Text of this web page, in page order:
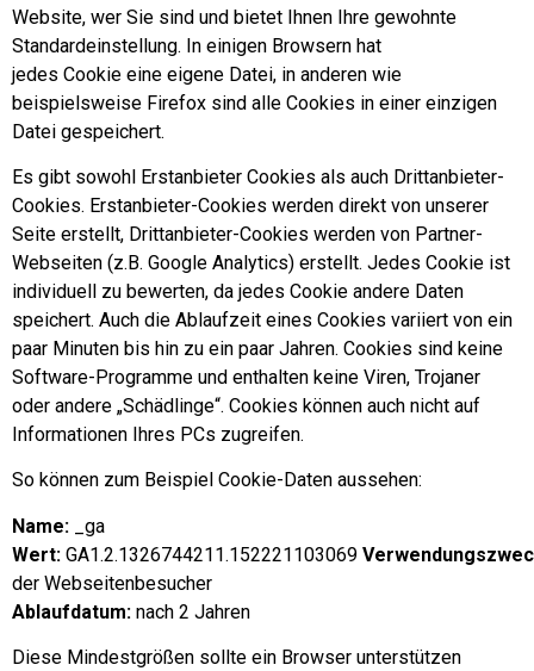
Website, wer Sie sind und bietet Ihnen Ihre gewohnte
Standardeinstellung. In einigen Browsern hat
jedes Cookie eine eigene Datei, in anderen wie
beispielsweise Firefox sind alle Cookies in einer einzigen
Datei gespeichert.
Es gibt sowohl Erstanbieter Cookies als auch Drittanbieter-
Cookies. Erstanbieter-Cookies werden direkt von unserer
Seite erstellt, Drittanbieter-Cookies werden von Partner-
Webseiten (z.B. Google Analytics) erstellt. Jedes Cookie ist
individuell zu bewerten, da jedes Cookie andere Daten
speichert. Auch die Ablaufzeit eines Cookies variiert von ein
paar Minuten bis hin zu ein paar Jahren. Cookies sind keine
Software-Programme und enthalten keine Viren, Trojaner
oder andere „Schädlinge“. Cookies können auch nicht auf
Informationen Ihres PCs zugreifen.
So können zum Beispiel Cookie-Daten aussehen:
Name: _ga
Wert: GA1.2.1326744211.152221103069
der Webseitenbesucher
Ablaufdatum: nach 2 Jahren
Diese Mindestgrößen sollte ein Browser unterstützen